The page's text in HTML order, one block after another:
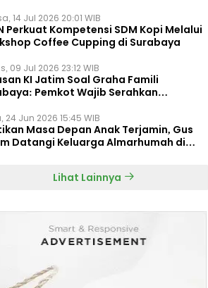
14 Jul 2026 20:01 WIB
Perkuat Kompetensi SDM Kopi Melalui
Coffee Cupping di Surabaya
09 Jul 2026 23:12 WIB
KI Jatim Soal Graha Famili
Pemkot Wajib Serahkan
24 Jun 2026 15:45 WIB
Masa Depan Anak Terjamin, Gus
Datangi Keluarga Almarhumah di
Lihat Lainnya